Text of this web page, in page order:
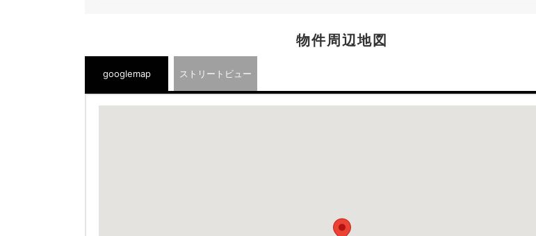
物件周辺地図
googlemap ストリートビュー